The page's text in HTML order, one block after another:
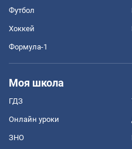
Футбол
Хоккей
Формула-1
Моя школа
ГДЗ
Онлайн уроки
ЗНО